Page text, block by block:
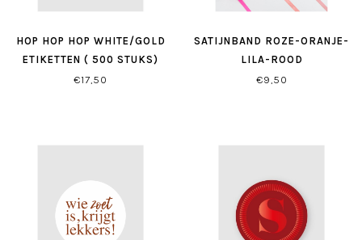
HOP HOP HOP WHITE/GOLD
ETIKETTEN ( 500 STUKS)
€17,50
SATIJNBAND ROZE-ORANJE-
LILA-ROOD
€9,50